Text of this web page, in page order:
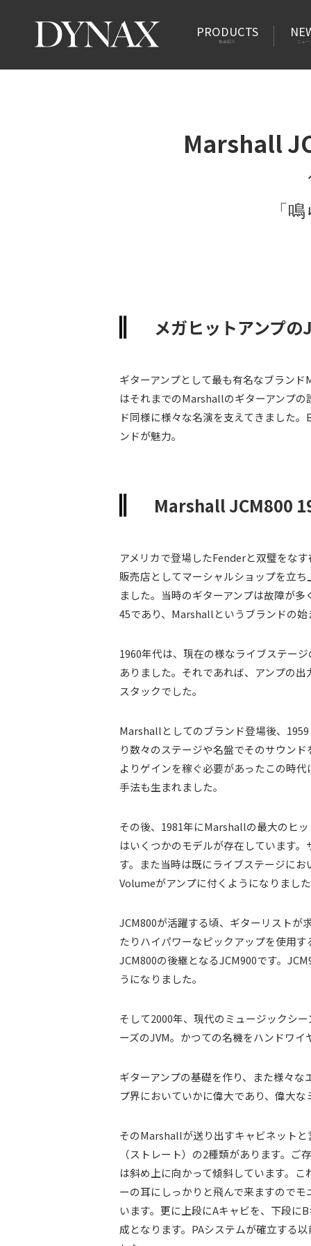
PRODUCTS
製品紹介 ニュー
Marshall
「
メガヒットアンプ
ギターアンプとして最も有名なブラン
はそれまでのMarshallのギターアンプ
ド同様に様々な名演を支えてきました
ンドが魅力。
Marshall JCM800
アメリカで登場したFenderと双璧をな
販売店としてマーシャルショップを立
ました。当時のギターアンプは故障が
45であり、Marshallというブランドの
1960年代は、現在の様なライブステー
ありました。それであれば、アンプの
スタックでした。
Marshallとしてのブランド登場後、
り数々のステージや名盤でそのサウン
よりゲインを稼ぐ必要があったこの時
手法も生まれました。
その後、1981年にMarshallの最大のヒ
はいくつかのモデルが存在しています
す。また当時は既にライブステージに
Volumeがアンプに付くようになりまし
JCM800が活躍する頃、ギターリストが
たりハイパワーなピックアップを使用
JCM800の後継となるJCM900です。
うになりました。
そして2000年、現代のミュージックシ
ーズのJVM。かつての名機をハンドワ
ギターアンプの基礎を作り、また様々
プ界においていかに偉大であり、偉大
そのMarshallが送り出すキャビネット
（ストレート）の2種類があります。
は斜め上に向かって傾斜しています。
ーの耳にしっかりと飛んで来ますので
います。更に上段にAキャビを、下段
成となります。PAシステムが確立する